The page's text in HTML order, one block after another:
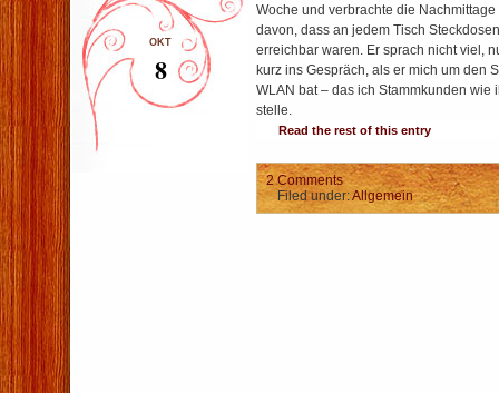
OKT
8
Woche und verbrachte die
davon, dass an jedem Tisch
erreichbar waren. Er sprach nicht viel,
kurz ins Gespräch, als er mich um den
WLAN bat – das ich Stammkunden wie
stelle.
Read the rest of this entry
2 Comments
Filed under:Allgemein